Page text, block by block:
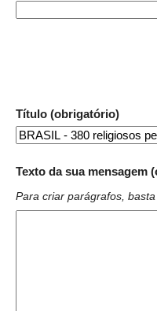
Título (obrigatório)
Texto da sua mensagem
Para criar parágrafos,